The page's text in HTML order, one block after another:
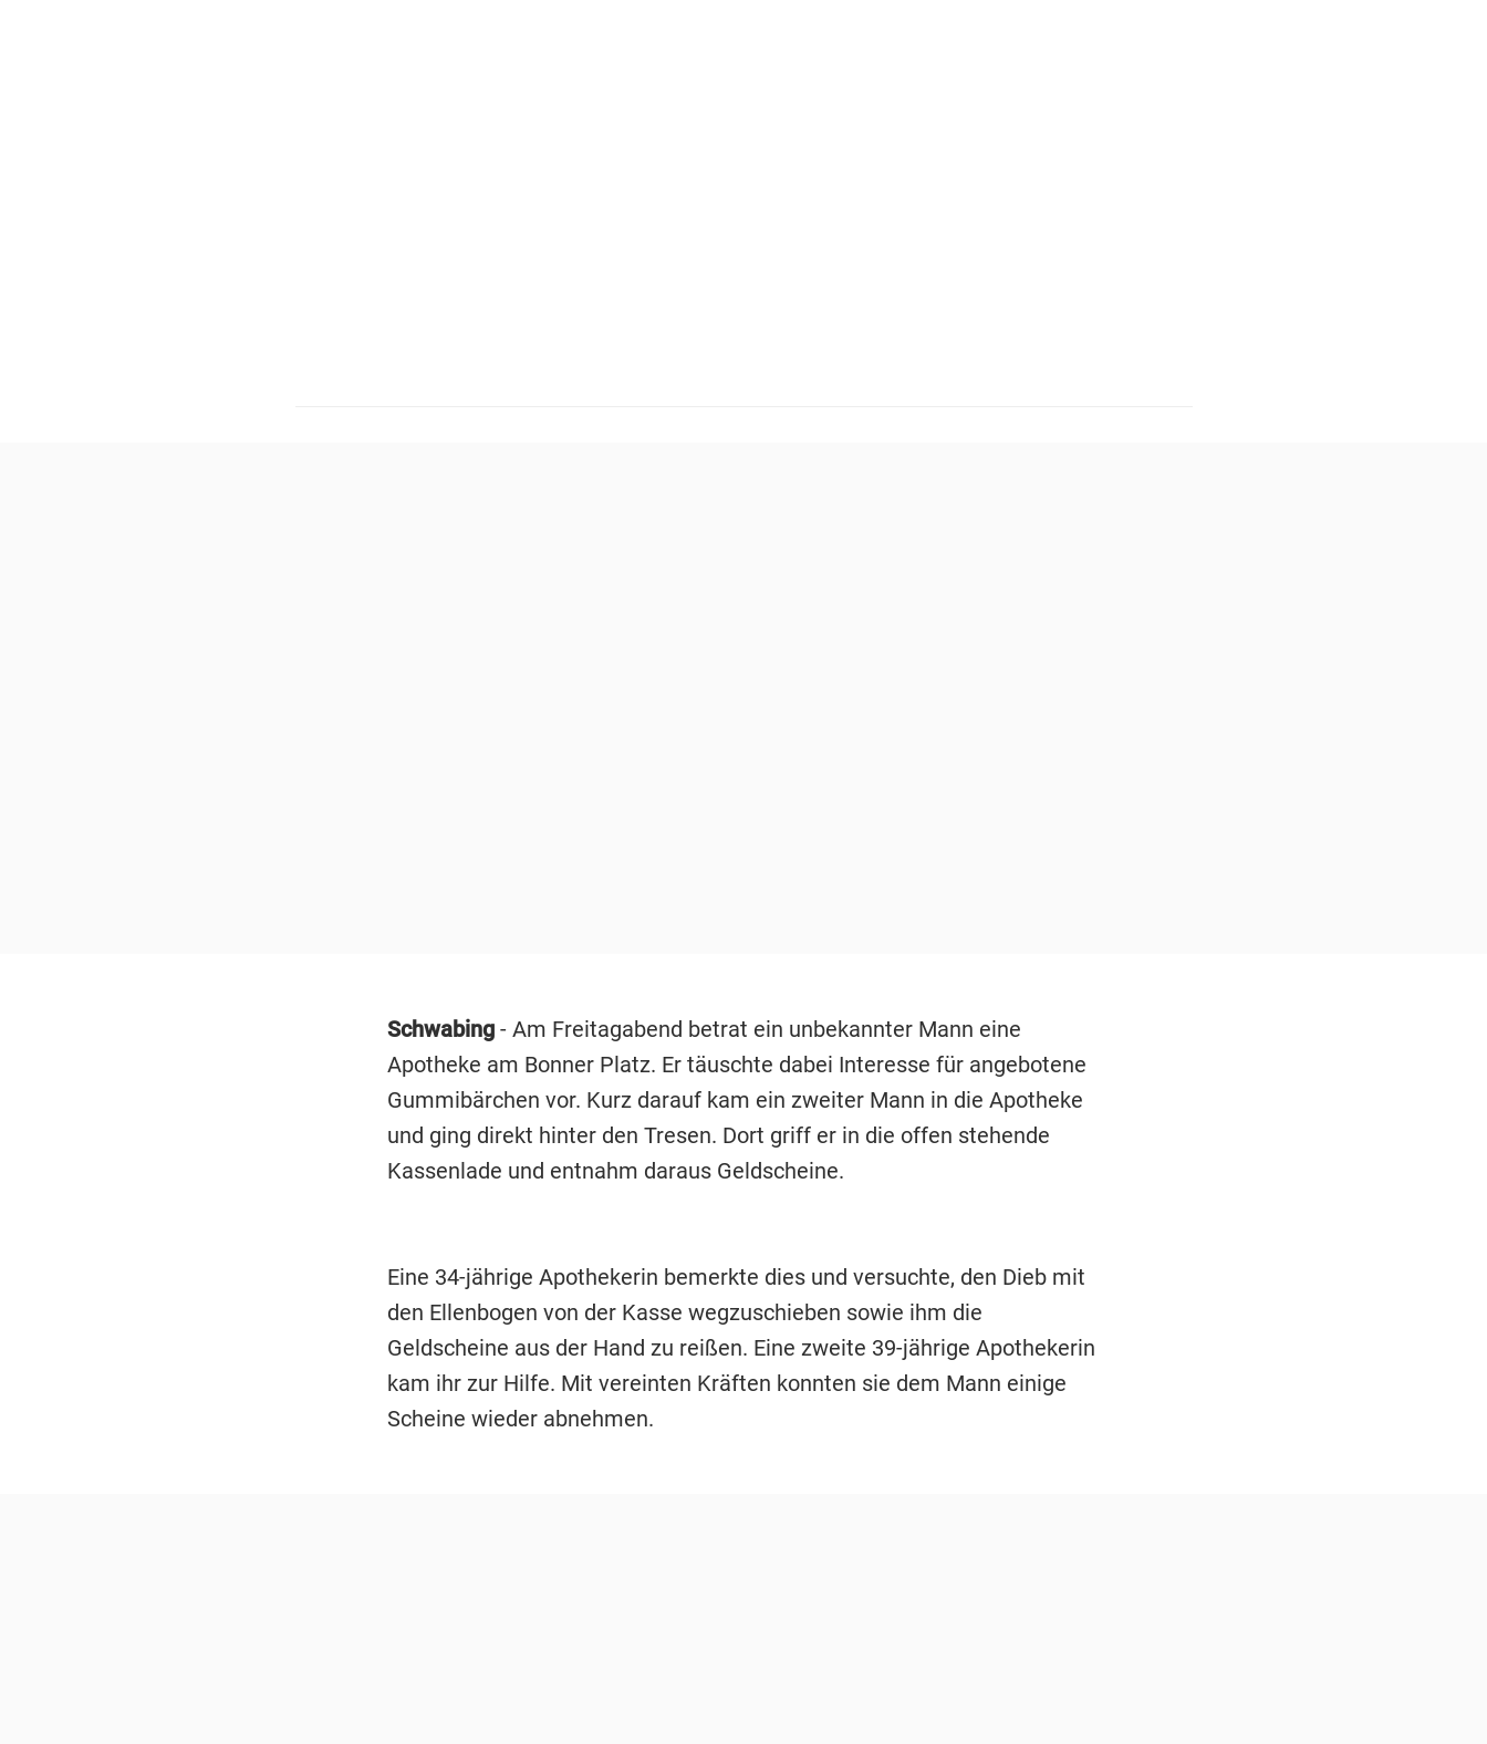
Schwabing - Am Freitagabend betrat ein unbekannter Mann eine
Apotheke am Bonner Platz. Er täuschte dabei Interesse für angebotene
Gummibärchen vor. Kurz darauf kam ein zweiter Mann in die Apotheke
und ging direkt hinter den Tresen. Dort griff er in die offen stehende
Kassenlade und entnahm daraus Geldscheine.
Eine 34-jährige Apothekerin bemerkte dies und versuchte, den Dieb mit
den Ellenbogen von der Kasse wegzuschieben sowie ihm die
Geldscheine aus der Hand zu reißen. Eine zweite 39-jährige Apothekerin
kam ihr zur Hilfe. Mit vereinten Kräften konnten sie dem Mann einige
Scheine wieder abnehmen.